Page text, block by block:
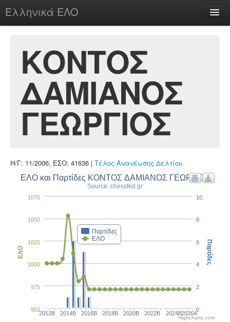
Ελληνικά ΕΛΟ
chesstu.be @ discord
Login
ΚΟΝΤΟΣ
ΔΑΜΙΑΝΟΣ
ΓΕΩΡΓΙΟΣ
Η/Γ: 11/2006, ΕΣΟ: 41636 | Τέλος Ανανέωσης Δελτίου
ΕΛΟ και Παρτίδες ΚΟΝΤΟΣ ΔΑΜΙΑΝΟΣ ΓΕΩΡΓΙΟΣ
Source: chessfed.gr
Παρτίδες
ΕΛΟ
2012B 2014B 2016B 2018B 2020B 2022B 2024B2026A
950
975
1000
1025
1050
1075
ΕΛΟ
0
2
4
6
8
10
Παρτίδες
Highcharts.com